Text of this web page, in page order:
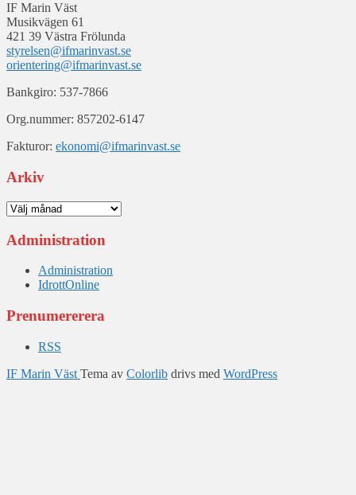
IF Marin Väst
Musikvägen 61
421 39 Västra Frölunda
styrelsen@ifmarinvast.se
orientering@ifmarinvast.se
Bankgiro: 537-7866
Org.nummer: 857202-6147
Fakturor: ekonomi@ifmarinvast.se
Arkiv
Arkiv
Administration
Administration
IdrottOnline
Prenumererera
RSS
IF Marin Väst Tema av Colorlib drivs med WordPress